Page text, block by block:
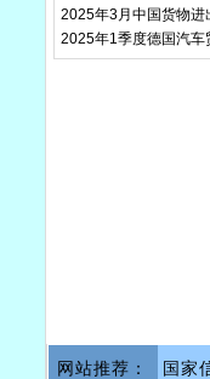
2025年3月中国货物进
2025年1季度德国汽车
网站推荐： 国家